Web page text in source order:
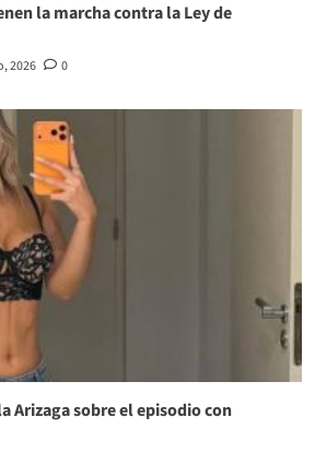
la marcha contra la Ley de
2026 0
Arizaga sobre el episodio con